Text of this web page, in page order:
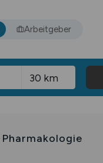
Arbeitgeber